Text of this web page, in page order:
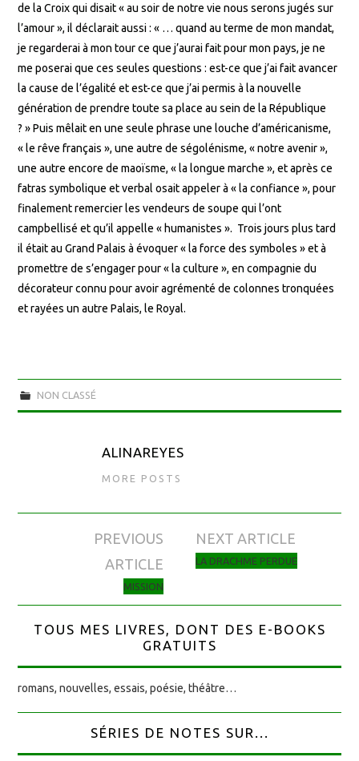
de la Croix qui disait « au soir de notre vie nous serons jugés sur
l’amour », il déclarait aussi : « … quand au terme de mon mandat,
je regarderai à mon tour ce que j’aurai fait pour mon pays, je ne
me poserai que ces seules questions : est-ce que j’ai fait avancer
la cause de l’égalité et est-ce que j’ai permis à la nouvelle
génération de prendre toute sa place au sein de la République
? » Puis mêlait en une seule phrase une louche d’américanisme,
« le rêve français », une autre de ségolénisme, « notre avenir »,
une autre encore de maoïsme, « la longue marche », et après ce
fatras symbolique et verbal osait appeler à « la confiance », pour
finalement remercier les vendeurs de soupe qui l’ont
campbellisé et qu’il appelle « humanistes ». Trois jours plus tard
il était au Grand Palais à évoquer « la force des symboles » et à
promettre de s’engager pour « la culture », en compagnie du
décorateur connu pour avoir agrémenté de colonnes tronquées
et rayées un autre Palais, le Royal.
NON CLASSÉ
ALINAREYES
MORE POSTS
Navigation des articles
PREVIOUS
ARTICLE
MISSION
NEXT ARTICLE
LA DRACHME PERDUE
TOUS MES LIVRES, DONT DES E-BOOKS
GRATUITS
romans, nouvelles, essais, poésie, théâtre…
SÉRIES DE NOTES SUR...